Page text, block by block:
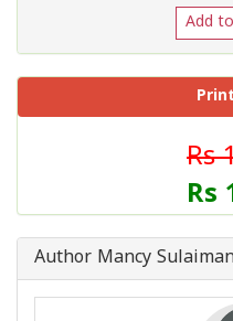
Add
Rs
Rs
Author Mancy